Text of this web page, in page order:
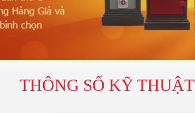
THÔNG SỐ KỸ THUẬT